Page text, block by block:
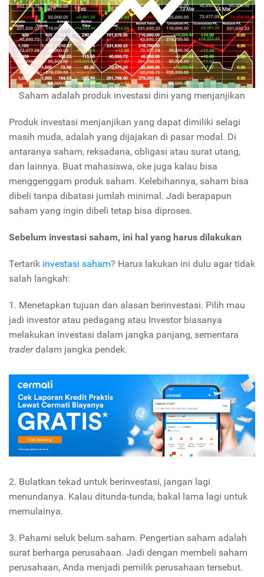
Saham adalah produk investasi dini yang menjanjikan
Produk investasi menjanjikan yang dapat dimiliki selagi
masih muda, adalah yang dijajakan di pasar modal. Di
antaranya saham, reksadana, obligasi atau surat utang,
dan lainnya. Buat mahasiswa, oke juga kalau bisa
menggenggam produk saham. Kelebihannya, saham bisa
dibeli tanpa dibatasi jumlah minimal. Jadi berapapun
saham yang ingin dibeli tetap bisa diproses.
Sebelum investasi saham, ini hal yang harus dilakukan
Tertarik investasi saham? Harus lakukan ini dulu agar tidak
salah langkah:
1. Menetapkan tujuan dan alasan berinvestasi. Pilih mau
jadi investor atau pedagang atau Investor biasanya
melakukan investasi dalam jangka panjang, sementara
traderdalam jangka pendek.
2. Bulatkan tekad untuk berinvestasi, jangan lagi
menundanya. Kalau ditunda-tunda, bakal lama lagi untuk
memulainya.
3. Pahami seluk belum saham. Pengertian saham adalah
surat berharga perusahaan. Jadi dengan membeli saham
perusahaan, Anda menjadi pemilik perusahaan tersebut.